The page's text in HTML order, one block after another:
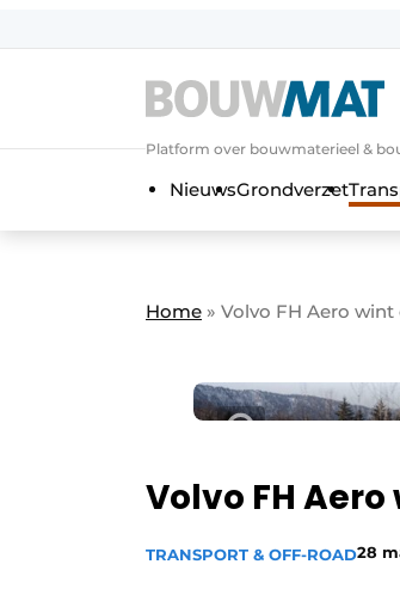
Algemene
Bedrijven
Bedrijven
Bouwmat | Platform
Direct contact
Meest gelezen
Podcasts
Vacature aanmelden
Platform over bouwmaterieel &
NieuwsGrondverzet
Home » Volvo FH Aero wint
Volvo FH
TRANSPORT & OFF-ROAD28